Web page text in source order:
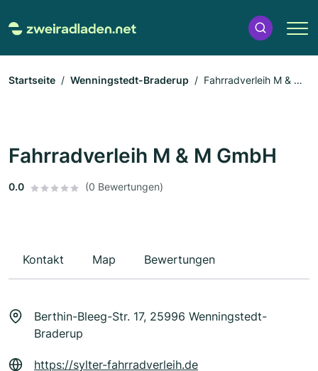
Startseite Wenningstedt-Braderup
Fahrradverleih M & M
Fahrradverleih M & M GmbH
0.0 (0 Bewertungen)
Kontakt Map Bewertungen
Berthin-Bleeg-Str. 17, 25996 Wenningstedt-
Braderup
https://sylter-fahrradverleih.de